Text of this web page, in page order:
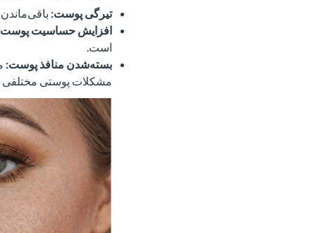
تیرگی پوست:
افزایش حساسیت
است.
بسته‌شدن منافذ پوست:
مشکلات پوستی مختلفی